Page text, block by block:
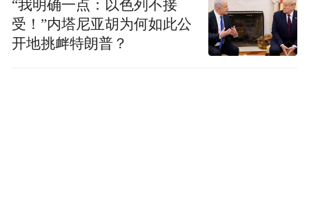
“我明确一点：以色列不接
受！”内塔尼亚胡为何如此公
开地挑衅特朗普？